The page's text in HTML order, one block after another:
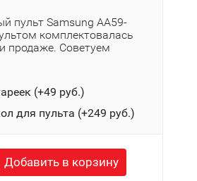
пульт Samsung AA59-
комплектовалась
продаже. Советуем
(+49 руб.)
для пульта (+249 руб.)
Добавить в корзину